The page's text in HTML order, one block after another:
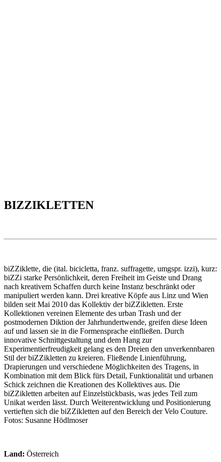
BIZZIKLETTEN
biZZiklette, die (ital. bicicletta, franz. suffragette, umgspr. izzi), kurz:
biZZi starke Persönlichkeit, deren Freiheit im Geiste und Drang
nach kreativem Schaffen durch keine Instanz beschränkt oder
manipuliert werden kann. Drei kreative Köpfe aus Linz und Wien
bilden seit Mai 2010 das Kollektiv der biZZikletten. Erste
Kollektionen vereinen Elemente des urban Trash und der
postmodernen Diktion der Jahrhundertwende, greifen diese Ideen
auf und lassen sie in die Formensprache einfließen. Durch
innovative Schnittgestaltung und dem Hang zur
Experimentierfreudigkeit gelang es den Dreien den unverkennbaren
Stil der biZZikletten zu kreieren. Fließende Linienführung,
Drapierungen und verschiedene Möglichkeiten des Tragens, in
Kombination mit dem Blick fürs Detail, Funktionalität und urbanen
Schick zeichnen die Kreationen des Kollektives aus. Die
biZZikletten arbeiten auf Einzelstückbasis, was jedes Teil zum
Unikat werden lässt. Durch Weiterentwicklung und Positionierung
vertieften sich die biZZikletten auf den Bereich der Velo Couture.
Fotos: Susanne Hödlmoser
Land: Österreich